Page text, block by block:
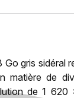
gris sidéral
de
de 1